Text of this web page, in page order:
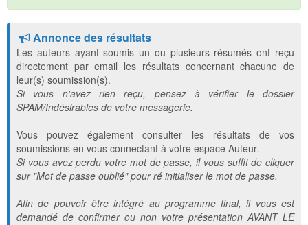
Annonce des résultats
Les auteurs ayant soumis un ou plusieurs résumés ont reçu
directement par email les résultats concernant chacune de
leur(s) soumission(s).
Si vous n'avez rien reçu, pensez à vérifier le dossier
SPAM/Indésirables de votre messagerie.
Vous pouvez également consulter les résultats de vos
soumissions en vous connectant à votre espace Auteur.
Si vous avez perdu votre mot de passe, il vous suffit de cliquer
sur "Mot de passe oublié" pour ré initialiser le mot de passe.
Afin de pouvoir être intégré au programme final, il vous est
demandé de confirmer ou non votre présentationAVANT LE